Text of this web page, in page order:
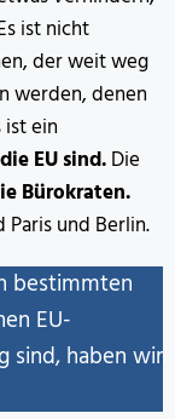
ist nicht
der weit weg
werden, denen
ein
EU sind.Die
Bürokraten.
Paris und Berlin.
bestimmten
EU-
sind, haben wir